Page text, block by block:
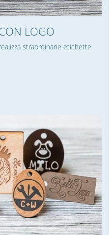
LOGO
straordinarie etichette